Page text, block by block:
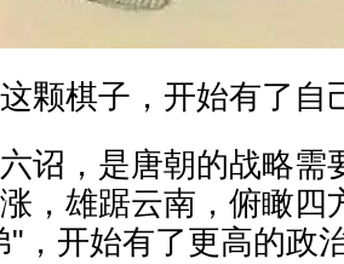
颗棋子，开始有了自
诏，是唐朝的战略需
，雄踞云南，俯瞰四
"，开始有了更高的